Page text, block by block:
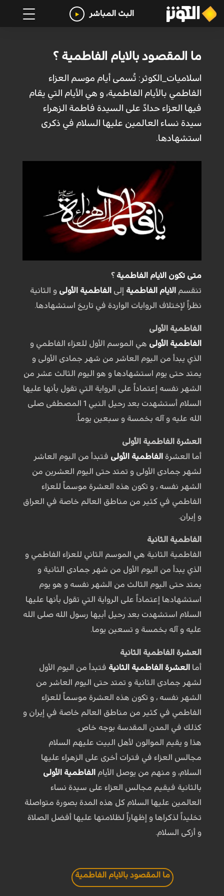
البث المباشر
ما المقصود بالايام الفاطمية ؟
اسلاميات_الكوثر: تُسمى أيام موسم العزاء
الفاطمي بالأيام الفاطمية، و هي الأيام التي يقام
فيها العزاء حدادً على السيدة فاطمة الزهراء
سيدة نساء العالمين عليها السلام في ذكرى
استشهادها.
متى تكون الايام الفاطمية ؟
تنقسم الايام الفاطمية إلى الفاطمية الأولى و الثانية
نظراً لإختلاف الروايات الواردة في تاريخ استشهادها.
الفاطمية الأولى
الفاطمية الأولى هي الموسم الأول للعزاء الفاطمي و
الذي يبدأ من اليوم العاشر من شهر جمادى الأولى و
يمتد حتى يوم استشهادها و هو اليوم الثالث عشر من
الشهر نفسه إعتماداً على الرواية التي تقول بأنها عليها
السلام أستشهدت بعد رحيل النبي 1 المصطفى صلى
الله عليه و آله بخمسة و سبعين يوماً.
العشرة الفاطمية الأولى
أما العشرة الفاطمية الأولى فتبدأ من اليوم العاشر
لشهر جمادى الأولى و تمتد حتى اليوم العشرين من
الشهر نفسه ، و تكون هذه العشرة موسماً للعزاء
الفاطمي في كثير من مناطق العالم خاصة في العراق
و إيران.
الفاطمية الثانية
الفاطمية الثانية هي الموسم الثاني للعزاء الفاطمي و
الذي يبدأ من اليوم الأول من شهر جمادى الثانية و
يمتد حتى اليوم الثالث من الشهر نفسه و هو يوم
استشهادها إعتماداً على الرواية التي تقول بأنها عليها
السلام استشهدت بعد رحيل أبيها رسول الله صلى الله
عليه و آله بخمسة و تسعين يوما.
العشرة الفاطمية الثانية
أما العشرة الفاطمية الثانية فتبدأ من اليوم الأول
لشهر جمادى الثانية و تمتد حتى اليوم العاشر من
الشهر نفسه ، و تكون هذه العشرة موسماً للعزاء
الفاطمي في كثير من مناطق العالم خاصة في إيران و
كذلك في المدن المقدسة بوجه خاص.
هذا و يقيم الموالون لأهل البيت عليهم السلام
مجالس العزاء في فترات أخرى على الزهراء عليها
السلام، و منهم من يوصل الأيام الفاطمية الأولى
بالثانية فيقيم مجالس العزاء على سيدة نساء
العالمين عليها السلام كل هذه المدة بصورة متواصلة
تخليداً لذكراها و إظهاراً لظلامتها عليها أفضل الصلاة
و أزكى السلام.
ما المقصود بالايام الفاطمية